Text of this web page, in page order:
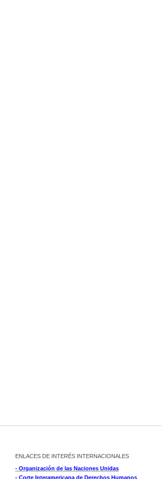
ENLACES DE INTERÉS INTERNACIONALES
- Organización de las Naciones Unidas
- Corte Interamericana de Derechos Humanos